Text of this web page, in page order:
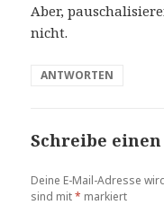
Aber,
nicht.
ANTWORTEN
Schreibe
Deine E-Mail-Adresse
sind mit* markiert